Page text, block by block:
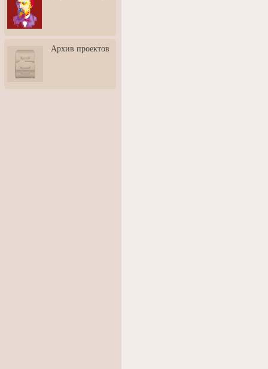
3: Обусловленности
человека и их влияние на
карьеру
скульптором Дмитрием
Тугариновым
АртБульвар в День города
Архив проектов